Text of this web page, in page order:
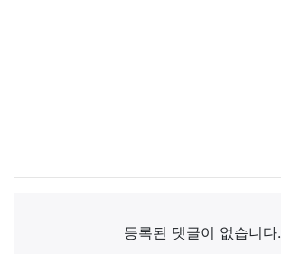
등록된 댓글이 없습니다.